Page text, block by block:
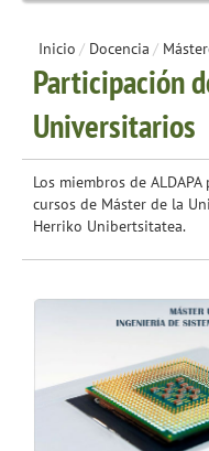
Inicio / Docencia /
Participación
Universitarios
Los miembros de
cursos de Máster de la
Herriko Unibertsitatea.